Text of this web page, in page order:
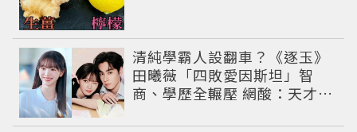
清純學霸人設翻車？《逐玉》
田曦薇「四敗愛因斯坦」智
商、學歷全輾壓 網酸：天才全